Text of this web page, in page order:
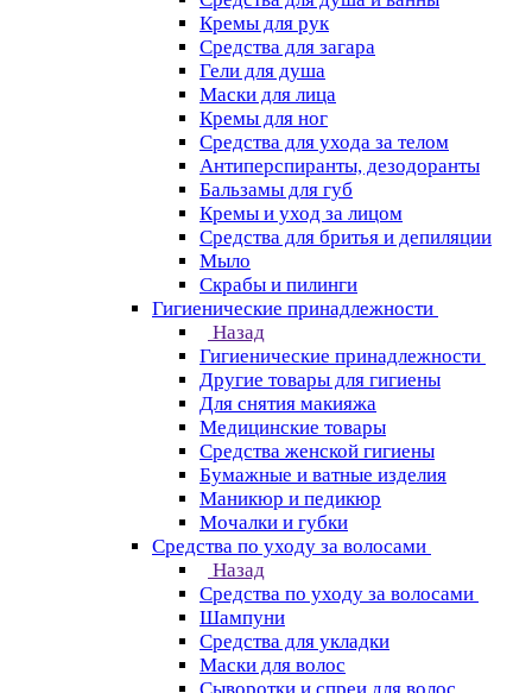
Кремы для рук
Средства для загара
Гели для душа
Маски для лица
Кремы для ног
Средства для ухода за телом
Антиперспиранты, дезодоранты
Бальзамы для губ
Кремы и уход за лицом
Средства для бритья и депиляции
Мыло
Скрабы и пилинги
Гигиенические принадлежности
Назад
Гигиенические принадлежности
Другие товары для гигиены
Для снятия макияжа
Медицинские товары
Средства женской гигиены
Бумажные и ватные изделия
Маникюр и педикюр
Мочалки и губки
Средства по уходу за волосами
Назад
Средства по уходу за волосами
Шампуни
Средства для укладки
Маски для волос